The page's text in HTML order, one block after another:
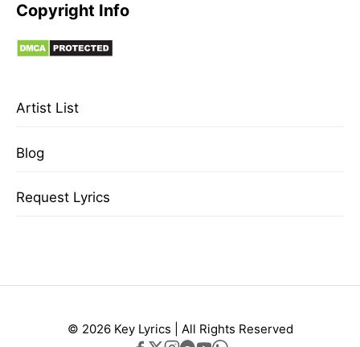
Copyright Info
Artist List
Blog
Request Lyrics
© 2026 Key Lyrics | All Rights Reserved